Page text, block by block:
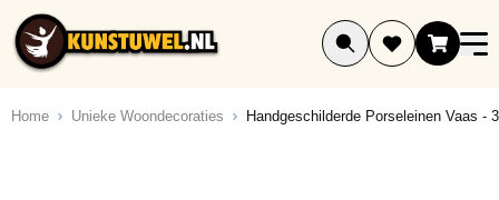
Ga naar de inhoud
Home Unieke Woondecoraties Handgeschilderde Porseleinen Vaas -